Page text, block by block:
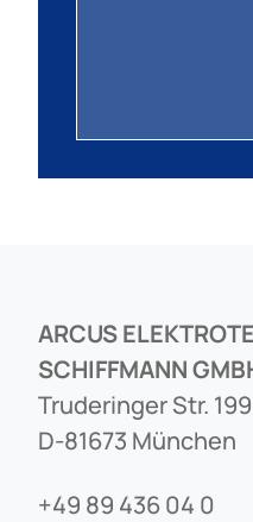
ARCUS
SCHIFFMANN
Truderinger Str. 199
D-81673 München
+49 89 436 04 0